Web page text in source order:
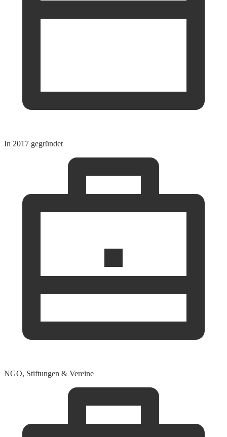
In 2017 gegründet
NGO, Stiftungen & Vereine